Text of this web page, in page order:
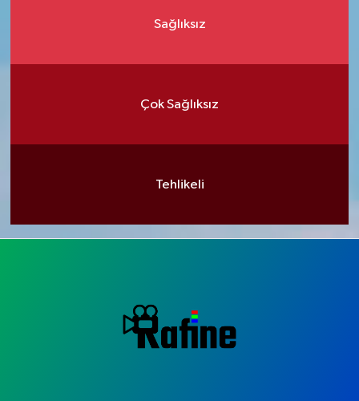
Sağlıksız
Çok Sağlıksız
Tehlikeli